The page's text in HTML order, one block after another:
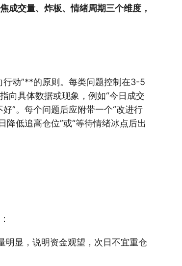
成交量、炸板、情绪周期三个维度，
动”**的原则。每类问题控制在3-5
向具体数据或现象，例如“今日成交
”。每个问题后应附带一个“改进行
降低追高仓位”或“等待情绪冰点后出
明显，说明资金观望，次日不宜重仓